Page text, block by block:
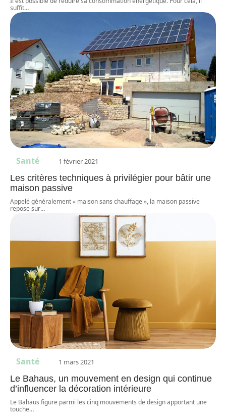
suffit…
Santé 1 février 2021
Les critères techniques à privilégier pour bâtir une
maison passive
Appelé généralement « maison sans chauffage », la maison passive
repose sur…
Santé 1 mars 2021
Le Bahaus, un mouvement en design qui continue
d’influencer la décoration intérieure
Le Bahaus figure parmi les cinq mouvements de design apportant une
touche…